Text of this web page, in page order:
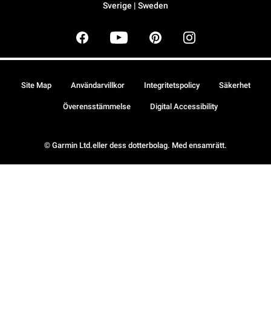
Sverige | Sweden
© Garmin Ltd.eller dess dotterbolag. Med ensamrätt.
Site Map Användarvillkor Integritetspolicy Säkerhet
Överensstämmelse Digital Accessibility